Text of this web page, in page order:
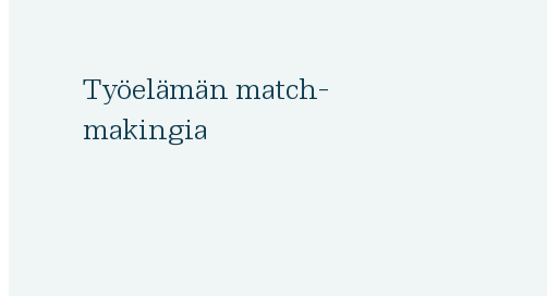
Työelämän match-
makingia